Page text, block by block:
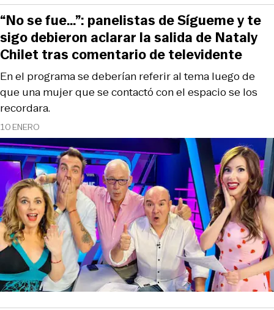
10 ENERO
En el programa se deberían referir al tema luego de
que una mujer que se contactó con el espacio se los
recordara.
“No se fue…”: panelistas de Sígueme y te
sigo debieron aclarar la salida de Nataly
Chilet tras comentario de televidente